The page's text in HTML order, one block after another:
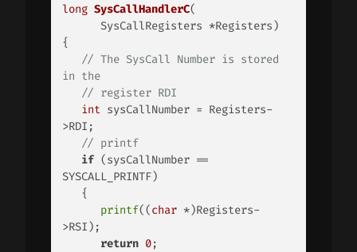
long SysCallHandlerC(
      SysCallRegisters *Registers)
{
// The SysCall Number is stored
in the
// register RDI
int sysCallNumber = Registers-
>RDI;
// printf
if (sysCallNumber ==
SYSCALL_PRINTF)
printf((char *)Registers-
>RSI);
return 0;